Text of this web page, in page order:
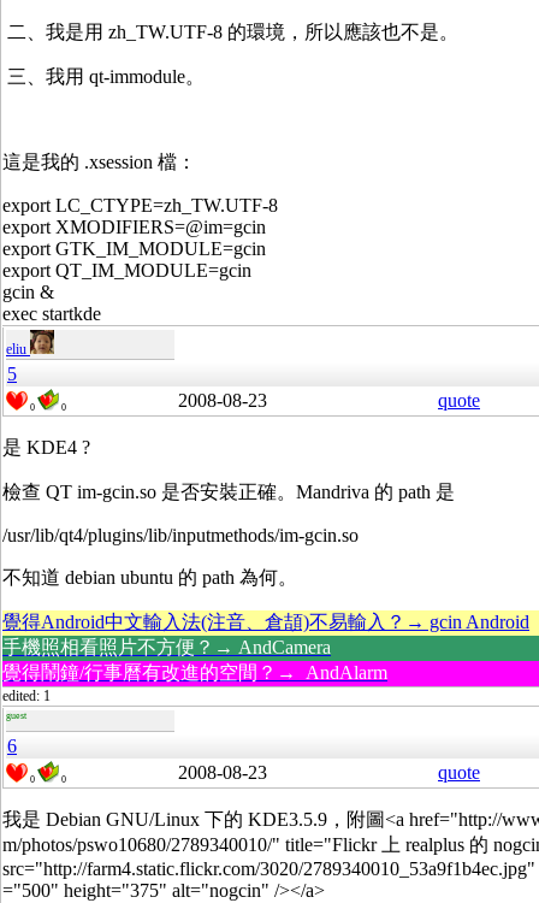
二、我是用 zh_TW.UTF-8 的環境，所以應該也不是。
三、我用 qt-immodule。
這是我的 .xsession 檔：
export LC_CTYPE=zh_TW.UTF-8
export XMODIFIERS=@im=gcin
export GTK_IM_MODULE=gcin
export QT_IM_MODULE=gcin
gcin &
exec startkde
eliu
5
0 0 2008-08-23 quote
是 KDE4 ?
檢查 QT im-gcin.so 是否安裝正確。Mandriva 的 path 是
/usr/lib/qt4/plugins/lib/inputmethods/im-gcin.so
不知道 debian ubuntu 的 path 為何。
覺得Android中文輸入法(注音、倉頡)不易輸入？→ gcin Android
手機照相看照片不方便？→ AndCamera
覺得鬧鐘/行事曆有改進的空間？→ AndAlarm
edited: 1
guest
6
0 0 2008-08-23 quote
我是 Debian GNU/Linux 下的 KDE3.5.9，附圖<a href="http://
m/photos/pswo10680/2789340010/" title="Flickr 上 realplus 的
src="http://farm4.static.flickr.com/3020/
="500" height="375" alt="nogcin" /></a>